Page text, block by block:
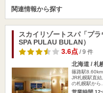
関連情報から探す
スカイリゾートスパ「プ
SPA PULAU BULAN）
3.6点/ 9 件
北海道 / 札
篠路駅8.60km
JR札幌駅直
の札幌駅から…